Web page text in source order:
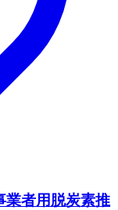
業者用脱炭素推